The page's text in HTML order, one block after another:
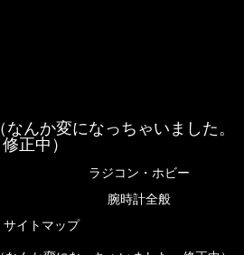
んか変になっちゃいました。
修正中）
ラジコン・ホビー
腕時計全般
サイトマップ